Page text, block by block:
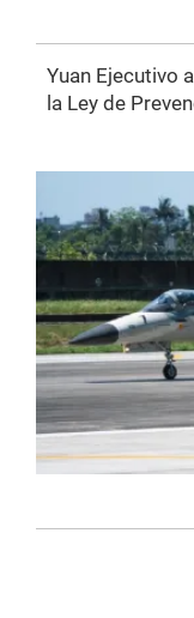
Yuan Ejecutivo
la Ley de